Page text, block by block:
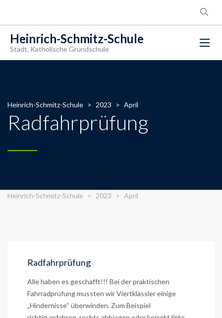
Heinrich-Schmitz-Schule
Städt. Katholische Grundschule
Heinrich-Schmitz-Schule > 2023 > April
Radfahrprüfung
Heinrich-Schmitz-Schule > 2023 > April
Radfahrprüfung
Alle haben es geschafft!!! Bei der praktischen
Fahrradprüfung mussten wir Viertklässler einige
„Hindernisse“ überwinden. Zum Beispiel